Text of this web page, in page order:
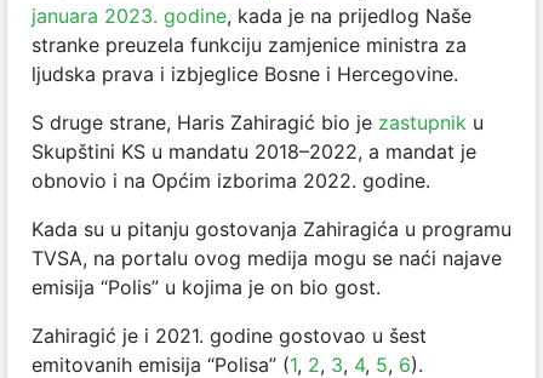
januara 2023. godine, kada je na prijedlog Naše
stranke preuzela funkciju zamjenice ministra za
ljudska prava i izbjeglice Bosne i Hercegovine.
S druge strane, Haris Zahiragić bio je zastupnik u
Skupštini KS u mandatu 2018–2022, a mandat je
obnovio i na Općim izborima 2022. godine.
Kada su u pitanju gostovanja Zahiragića u programu
TVSA, na portalu ovog medija mogu se naći najave
emisija “Polis” u kojima je on bio gost.
Zahiragić je i 2021. godine gostovao u šest
emitovanih emisija “Polisa” (1, 2, 3, 4, 5, 6).